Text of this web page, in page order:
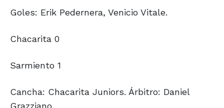
Goles: Erik Pedernera, Venicio Vitale.
Chacarita 0
Sarmiento 1
Cancha: Chacarita Juniors. Árbitro: Daniel
Grazziano.